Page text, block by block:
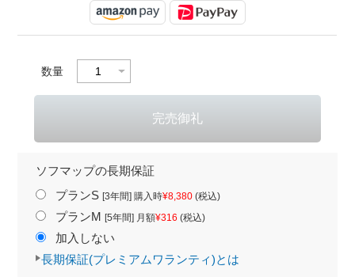
数量
ソフマップの長期保証
プランS [3年間] 購入時¥8,380(税込)
プランM [5年間] 月額¥316 (税込)
加入しない
長期保証(プレミアムワランティ)とは